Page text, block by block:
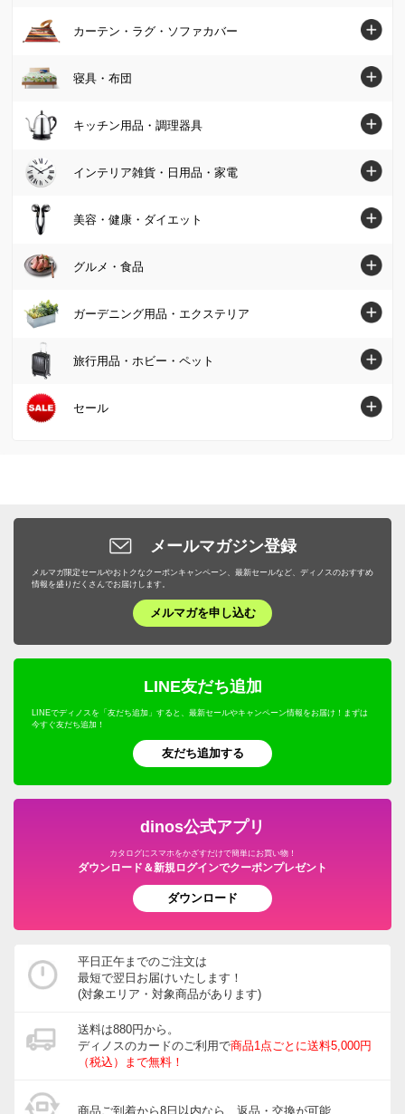
チュニック
ワンピース
パンツ
カーディガン・ボレロ
パーカー・スウェット/トレーナー
Tシャツ・カットソー
コート
ジャケット
フォーマル・スーツ・着物
大きいサイズ
ブーツ
スニーカー・コンフォートシューズ
ジュエリー・アクセサリー
財布・ケース・ポーチ
レディース腕時計
帽子・サングラス・手袋・ベルト
ストール・スカーフ・マフラー
傘・レイングッズ
ファッション小物 その他
家具・収納トップへ
テーブル
デスク・机
テレビ台・テレビボード
リビング収納
本棚・ラック・シェルフ
キッチン収納・食器棚
下駄箱/玄関収納
子供部屋/キッズ収納・家具
ホームオフィス家具
仏壇・仏具
サステナブル
カーテン・ラグ・ソファカバー
カーテン・ラグ・ソファカバートップへ
カーテン
ソファーカバー・マルチカバー
クッション・カバー類
寝具・布団
寝具・布団トップへ
マットレス
肌掛け布団・ダウンケット
敷布団
毛布・タオルケット
布団セット
敷きパッド・ベッドパッド
枕・抱き枕
サステナブル
キッチン用品・調理器具
キッチン用品・調理器具トップへ
鍋・フライパン
保存容器・キャニスター・オイルポット
米びつ・ライスストッカー
キッチン用品収納
エプロン・割烹着
ケトル・やかん
包丁・キッチンツール
テーブルクロス・ランチョンマット
キッチンゴミ箱・分別ゴミ箱
キッチン家電・調理家電
キッチンマット
インテリア雑貨・日用品・家電
インテリア雑貨・日用品・家電トップへ
インテリア雑貨
絵画・アート・ウォールデコレーション
インテリアグリーン・造花
掃除/お手入れ用品
トイレ用品・トイレマット
タオル・スリッパ
生活雑貨・便利グッズ
年中行事用品・季節商品
季節家電・生活家電
美容・健康・ダイエット
美容・健康・ダイエットトップへ
スキンケア・基礎化粧品
フェイスケア・美顔器
健康食品・サプリメント
ダイエット・エクササイズ
機能性シューズ・サンダル
オーラルケア・デンタルケア
機能性ウェア・雑貨
グルメ・食品
グルメ・食品トップへ
グルメまとめ割
お惣菜
肉・卵・乳製品
野菜・果物
プロユース
保存食・非常食
ガーデニング用品・エクステリア
ガーデニング用品・エクステリアトップへ
屋外収納庫・物置
敷石・防草シート・芝
プランター・植木鉢・鉢カバー
フラワースタンド・プランタースタンド・花台
エアコン室外機カバー
屋外ゴミ箱/保管庫
温室・ビニール温室
ガーデンアーチ・パーゴラ
ウッドデッキ・ジョイントタイルパネル
ガーデン/ソーラーライト・庭用照明
宅配ボックス・郵便ポスト
ガーデニングウェア
玄関・ガレージ周り
ガーデニングツール・庭手入用品
旅行用品・ホビー・ペット
旅行用品・ホビー・ペットトップへ
旅行用便利グッズ
キッズ・ベビー
キャラクターグッズ
ホビー雑貨
セール
カーテン・ラグ・ソファカバー
インテリア雑貨・日用品・家電
美容・健康・ダイエット
ガーデニング用品・エクステリア
旅行用品・ホビー・ペット
メールマガジン登録
メルマガ限定セールやおトクなクーポンキャンペーン、最新セールなど、ディノスのおすすめ
情報を盛りだくさんでお届けします。
メルマガを申し込む
LINE友だち追加
LINEでディノスを「友だち追加」すると、最新セールやキャンペーン情報をお届け！まずは
今すぐ友だち追加！
友だち追加する
dinos公式アプリ
カタログにスマホをかざすだけで簡単にお買い物！
ダウンロード＆新規ログインでクーポンプレゼント
ダウンロード
平日正午までのご注文は
最短で翌日お届けいたします！
(対象エリア・対象商品があります)
送料は880円から。
ディノスのカードのご利用で商品1点ごとに送料5,000円
（税込）まで無料！
商品ご到着から8日以内なら、返品・交換が可能